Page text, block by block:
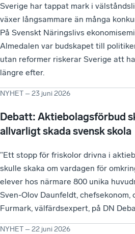
Sverige har tappat mark i
växer långsammare än många
På Svenskt Näringslivs
Almedalen var budskapet till
utan reformer riskerar Sverige att
längre efter.
NYHET –23 juni 2026
Debatt: Aktiebolagsförbud
allvarligt skada svensk skola
”Ett stopp för friskolor drivna i
skulle skaka om vardagen för
elever hos närmare 800 unika
Sven-Olov Daunfeldt, chefsekonom,
Furmark, välfärdsexpert, på DN
NYHET –22 juni 2026